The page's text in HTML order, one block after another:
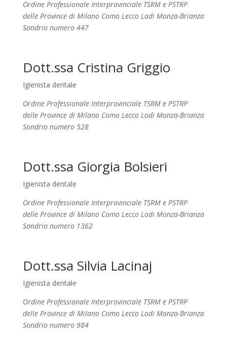
Ordine Professionale Interprovinciale TSRM e PSTRP
delle Province di Milano Como Lecco Lodi Monza-Brianza
Sondrio numero 447
Dott.ssa Cristina Griggio
Igienista dentale
Ordine Professionale Interprovinciale TSRM e PSTRP
delle Province di Milano Como Lecco Lodi Monza-Brianza
Sondrio numero 528
Dott.ssa Giorgia Bolsieri
Igienista dentale
Ordine Professionale Interprovinciale TSRM e PSTRP
delle Province di Milano Como Lecco Lodi Monza-Brianza
Sondrio numero 1362
Dott.ssa Silvia Lacinaj
Igienista dentale
Ordine Professionale Interprovinciale TSRM e PSTRP
delle Province di Milano Como Lecco Lodi Monza-Brianza
Sondrio numero 984